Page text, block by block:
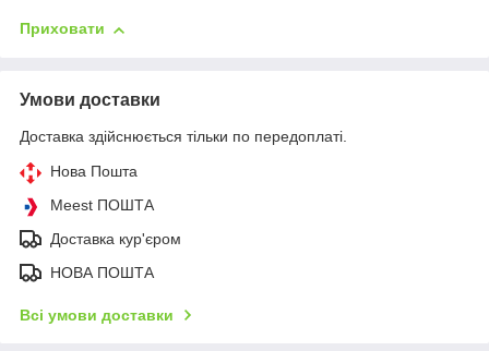
Приховати
Умови доставки
Доставка здійснюється тільки по передоплаті.
Нова Пошта
Meest ПОШТА
Доставка кур'єром
НОВА ПОШТА
Всі умови доставки